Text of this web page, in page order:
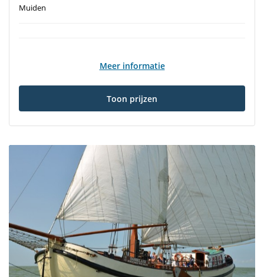
Muiden
Meer informatie
Toon prijzen